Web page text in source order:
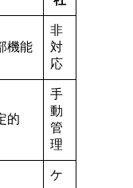
機能
非
対
応
的
手
動
管
理
ケ